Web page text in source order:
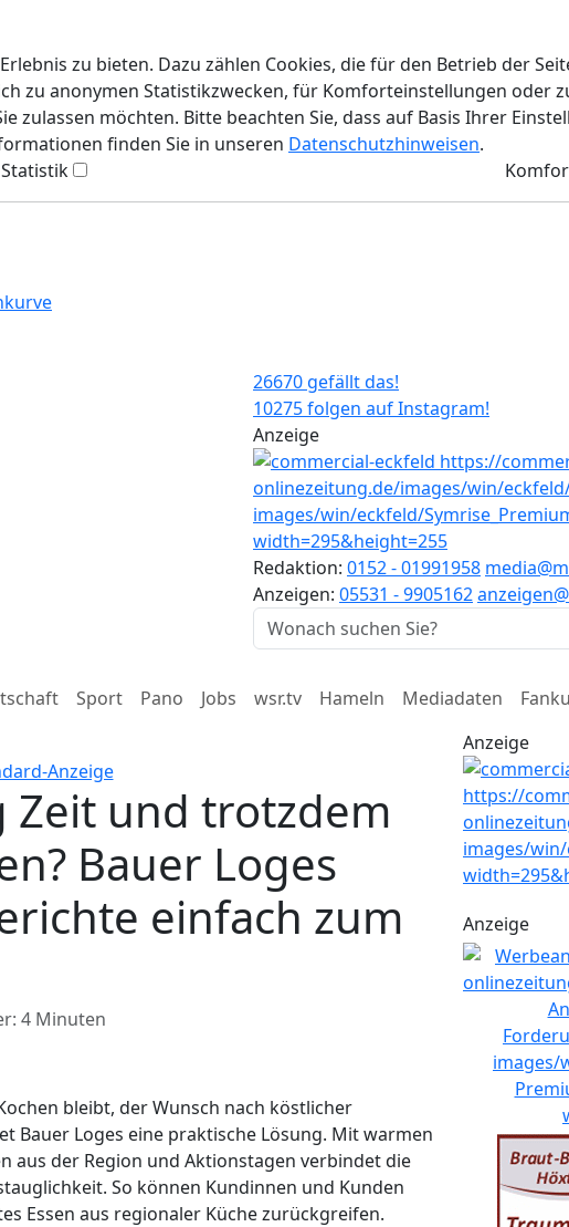
zu bieten. Dazu zählen Cookies, die für den Betrieb der
zu anonymen Statistikzwecken, für Komforteinstellungen oder
zulassen möchten. Bitte beachten Sie, dass auf Basis Ihrer
finden Sie in unseren Datenschutzhinweisen.
Statistik
26670 gefällt das!
10275 folgen auf Instagram!
Anzeige
Redaktion: 0152 - 01991958
Anzeigen: 05531 - 9905162
Sport Pano Jobs wsr.tv Hameln Mediadaten
Zeit und trotzdem
Bauer Loges
einfach zum
4 Minuten
bleibt, der Wunsch nach köstlicher
Bauer Loges eine praktische Lösung. Mit warmen
aus der Region und Aktionstagen verbindet die
So können Kundinnen und Kunden
Essen aus regionaler Küche zurückgreifen.
Anzeige
Anzeige